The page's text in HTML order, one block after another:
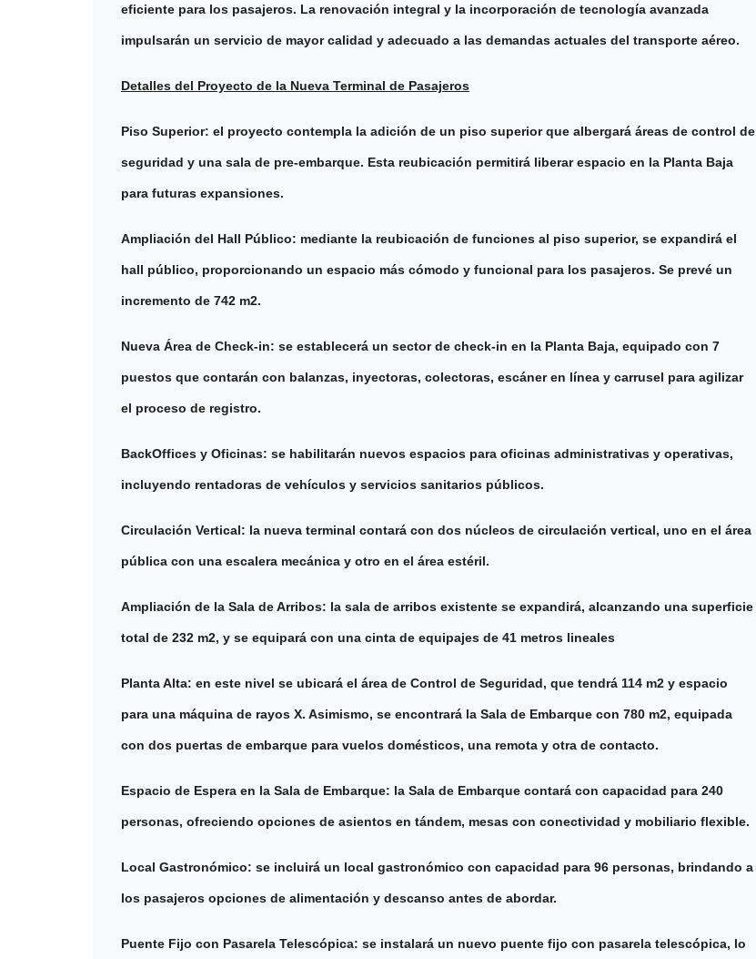
eficiente para los pasajeros. La renovación integral y la incorporación de tecnología avanzada
impulsarán un servicio de mayor calidad y adecuado a las demandas actuales del transporte aéreo.
Detalles del Proyecto de la Nueva Terminal de Pasajeros
Piso Superior: el proyecto contempla la adición de un piso superior que albergará áreas de control de
seguridad y una sala de pre-embarque. Esta reubicación permitirá liberar espacio en la Planta Baja
para futuras expansiones.
Ampliación del Hall Público: mediante la reubicación de funciones al piso superior, se expandirá el
hall público, proporcionando un espacio más cómodo y funcional para los pasajeros. Se prevé un
incremento de 742 m2.
Nueva Área de Check-in: se establecerá un sector de check-in en la Planta Baja, equipado con 7
puestos que contarán con balanzas, inyectoras, colectoras, escáner en línea y carrusel para agilizar
el proceso de registro.
BackOffices y Oficinas: se habilitarán nuevos espacios para oficinas administrativas y operativas,
incluyendo rentadoras de vehículos y servicios sanitarios públicos.
Circulación Vertical: la nueva terminal contará con dos núcleos de circulación vertical, uno en el área
pública con una escalera mecánica y otro en el área estéril.
Ampliación de la Sala de Arribos: la sala de arribos existente se expandirá, alcanzando una superficie
total de 232 m2, y se equipará con una cinta de equipajes de 41 metros lineales
Planta Alta: en este nivel se ubicará el área de Control de Seguridad, que tendrá 114 m2 y espacio
para una máquina de rayos X. Asimismo, se encontrará la Sala de Embarque con 780 m2, equipada
con dos puertas de embarque para vuelos domésticos, una remota y otra de contacto.
Espacio de Espera en la Sala de Embarque: la Sala de Embarque contará con capacidad para 240
personas, ofreciendo opciones de asientos en tándem, mesas con conectividad y mobiliario flexible.
Local Gastronómico: se incluirá un local gastronómico con capacidad para 96 personas, brindando a
los pasajeros opciones de alimentación y descanso antes de abordar.
Puente Fijo con Pasarela Telescópica: se instalará un nuevo puente fijo con pasarela telescópica, lo